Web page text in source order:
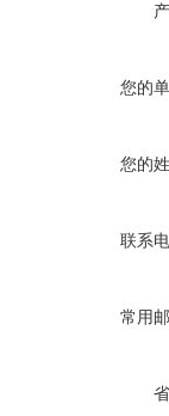
您的
您的
联系
常用